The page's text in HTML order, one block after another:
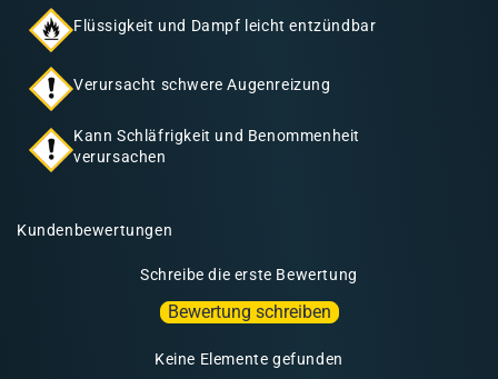
Flüssigkeit und Dampf leicht entzündbar
Verursacht schwere Augenreizung
Kann Schläfrigkeit und Benommenheit
verursachen
Kundenbewertungen
Schreibe die erste Bewertung
Bewertung schreiben
Keine Elemente gefunden